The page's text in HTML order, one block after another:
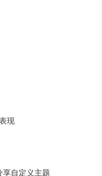
现
享自定义主题